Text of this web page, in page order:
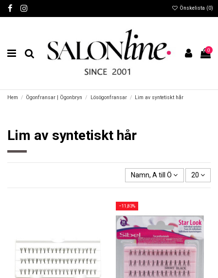
Önskelista (0)
0
Hem Ögonfransar | Ögonbryn Lösögonfransar Lim av syntetiskt hår
Lim av syntetiskt hår
Namn, A till Ö 20
−11,83%